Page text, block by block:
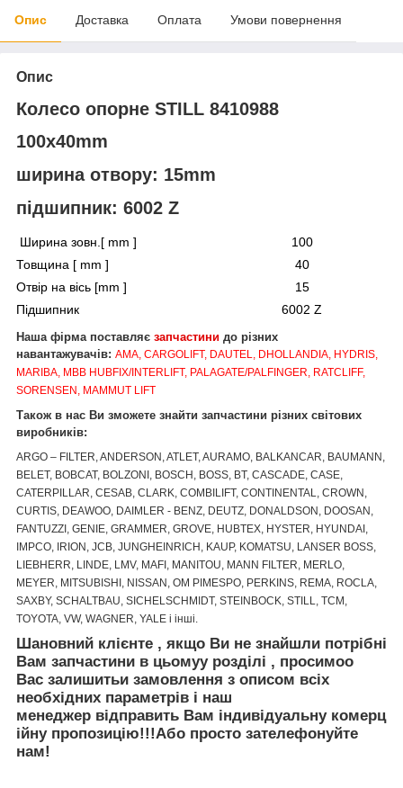
Опис Доставка Оплата Умови повернення
Опис
Колесо опорне STILL 8410988
100x40mm
ширина отвору: 15mm
підшипник: 6002 Z
Ширина зовн.[ mm ]
100
Товщина [ mm ]
40
Отвір на вісь [mm ]
15
Підшипник
6002 Z
Наша фірма поставляє запчастини до різних
навантажувачів: AMA, CARGOLIFT, DAUTEL, DHOLLANDIA, HYDRIS,
MARIBA, MBB HUBFIX/INTERLIFT, PALAGATE/PALFINGER, RATCLIFF,
SORENSEN, MAMMUT LIFT
Також в нас Ви зможете знайти запчастини різних світових
виробників:
ARGO – FILTER, ANDERSON, ATLET, AURAMO, BALKANCAR, BAUMANN,
BELET, BOBCAT, BOLZONI, BOSCH, BOSS, BT, CASCADE, CASE,
CATERPILLAR, CESAB, CLARK, COMBILIFT, CONTINENTAL, CROWN,
CURTIS, DEAWOO, DAIMLER - BENZ, DEUTZ, DONALDSON, DOOSAN,
FANTUZZI, GENIE, GRAMMER, GROVE, HUBTEX, HYSTER, HYUNDAI,
IMPCO, IRION, JCB, JUNGHEINRICH, KAUP, KOMATSU, LANSER BOSS,
LIEBHERR, LINDE, LMV, MAFI, MANITOU, MANN FILTER, MERLO,
MEYER, MITSUBISHI, NISSAN, OM PIMESPO, PERKINS, REMA, ROCLA,
SAXBY, SCHALTBAU, SICHELSCHMIDT, STEINBOCK, STILL, TCM,
TOYOTA, VW, WAGNER, YALE і інші.
Шановний клієнте , якщо Ви не знайшли потрібні
Вам запчастини в цьомуу розділі , просимоо
Вас залишитьи замовлення з описом всіх
необхідних параметрів і наш
менеджер відправить Вам індивідуальнукомерц
ійну пропозицію!!!Або просто зателефонуйте
нам!